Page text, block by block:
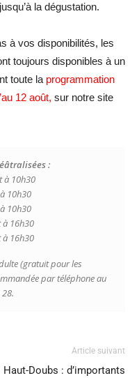
la dégustation.
à vos disponibilités, les
toujours disponibles à un
toute la programmation
12 août, sur notre site
:
à 10h30
10h30
10h30
16h30
16h30
(gratuit pour les
par téléphone au
Article suivant
Haut-Doubs : d’importants